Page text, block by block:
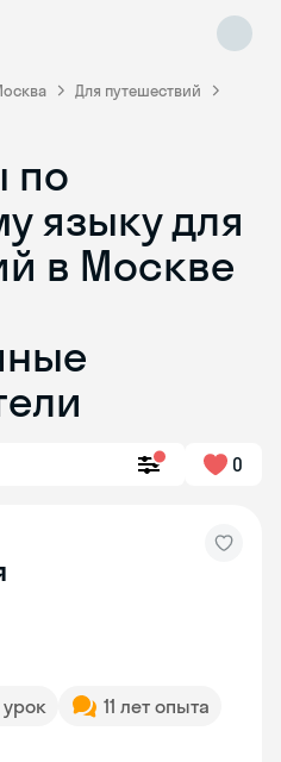
Для путешествий
по
языку для
в Москве
0
урок
11 лет опыта